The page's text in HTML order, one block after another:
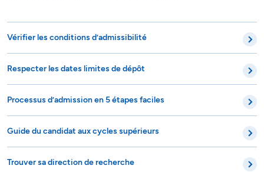
Vérifier les conditions d’admissibilité
Respecter les dates limites de dépôt
Processus d’admission en 5 étapes faciles
Guide du candidat aux cycles supérieurs
Trouver sa direction de recherche